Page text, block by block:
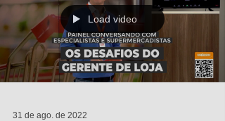
Load video
31 de ago. de 2022